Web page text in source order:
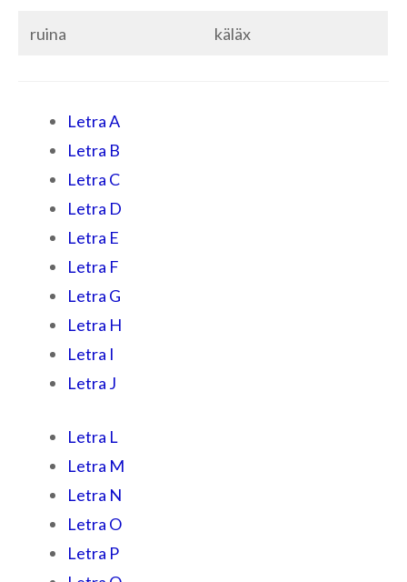
ruina käläx
Letra A
Letra B
Letra C
Letra D
Letra E
Letra F
Letra G
Letra H
Letra I
Letra J
Letra L
Letra M
Letra N
Letra O
Letra P